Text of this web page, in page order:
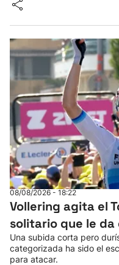
08/08/2026 - 18:22
Vollering agita el
solitario que le
Una subida corta pero
categorizada ha sido el
para atacar.